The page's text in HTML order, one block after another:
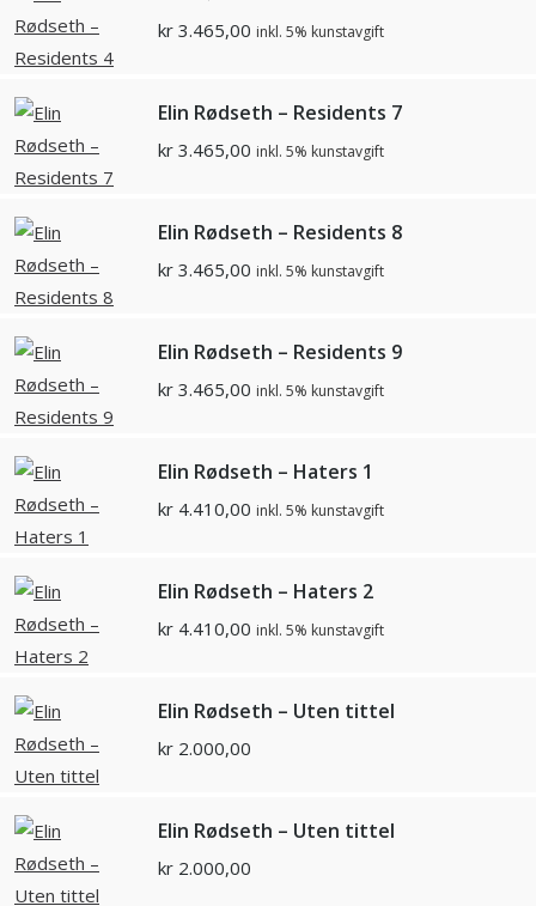
kr 3.465,00 inkl. 5% kunstavgift
Elin Rødseth – Residents 7
kr 3.465,00 inkl. 5% kunstavgift
Elin Rødseth – Residents 8
kr 3.465,00 inkl. 5% kunstavgift
Elin Rødseth – Residents 9
kr 3.465,00 inkl. 5% kunstavgift
Elin Rødseth – Haters 1
kr 4.410,00 inkl. 5% kunstavgift
Elin Rødseth – Haters 2
kr 4.410,00 inkl. 5% kunstavgift
Elin Rødseth – Uten tittel
kr 2.000,00
Elin Rødseth – Uten tittel
kr 2.000,00